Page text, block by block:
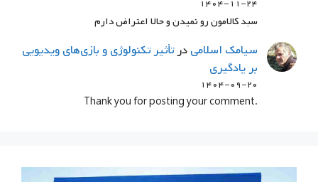
۱۴۰۴-۱۱-۲۴
سبد کالامون رو نمیدن و حالا اعتراض دارم
سيامك اسلاميدرتأثیر تکنولوژی و بازی‌های ویدیویی
بر یادگیری
۱۴۰۴-۰۹-۲۰
.Thank you for posting your comment